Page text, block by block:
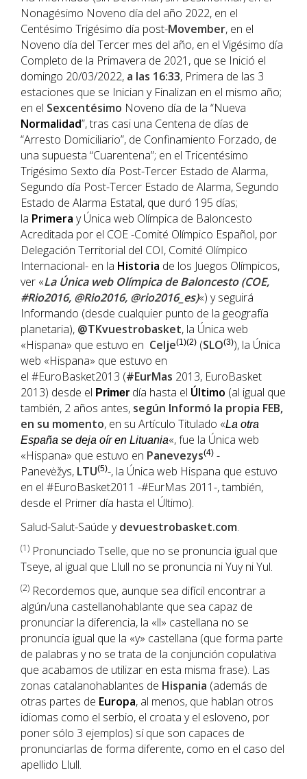
Nonagésimo Noveno día del año 2022, en el
Centésimo Trigésimo día post-Movember, en el
Noveno día del Tercer mes del año, en el Vigésimo día
Completo de la Primavera de 2021, que se Inició el
domingo 20/03/2022, a las 16:33, Primera de las 3
estaciones que se Inician y Finalizan en el mismo año;
en el Sexcentésimo Noveno día de la “Nueva
Normalidad”, tras casi una Centena de días de
“Arresto Domiciliario”, de Confinamiento Forzado, de
una supuesta “Cuarentena”; en el Tricentésimo
Trigésimo Sexto día Post-Tercer Estado de Alarma,
Segundo día Post-Tercer Estado de Alarma, Segundo
Estado de Alarma Estatal, que duró 195 días;
la Primera y Única web Olímpica de Baloncesto
Acreditada por el COE -Comité Olímpico Español, por
Delegación Territorial del COI, Comité Olímpico
Internacional- en la Historia de los Juegos Olímpicos,
ver «La Única web Olímpica de Baloncesto (COE,
#Rio2016, @Rio2016, @rio2016_es)«) y seguirá
Informando (desde cualquier punto de la geografía
planetaria), @TKvuestrobasket, la Única web
«Hispana» que estuvo en Celje(1)(2) (SLO(3)), la Única
web «Hispana» que estuvo en
el #EuroBasket2013 (#EurMas 2013, EuroBasket
2013) desde el Primer día hasta el Último (al igual que
también, 2 años antes, según Informó la propia FEB,
en su momento, en su Artículo Titulado «La otra
España se deja oír en Lituania«, fue la Única web
«Hispana» que estuvo en Panevezys(4) -
Panevėžys, LTU(5)-, la Única web Hispana que estuvo
en el #EuroBasket2011 -#EurMas 2011-, también,
desde el Primer día hasta el Último).
Salud-Salut-Saúde ydevuestrobasket.com.
(1) Pronunciado Tselle, que no se pronuncia igual que
Tseye, al igual que Llull no se pronuncia ni Yuy ni Yul.
(2) Recordemos que, aunque sea difícil encontrar a
algún/una castellanohablante que sea capaz de
pronunciar la diferencia, la «ll» castellana no se
pronuncia igual que la «y» castellana (que forma parte
de palabras y no se trata de la conjunción copulativa
que acabamos de utilizar en esta misma frase). Las
zonas catalanohablantes de Hispania (además de
otras partes de Europa, al menos, que hablan otros
idiomas como el serbio, el croata y el esloveno, por
poner sólo 3 ejemplos) sí que son capaces de
pronunciarlas de forma diferente, como en el caso del
apellido Llull.